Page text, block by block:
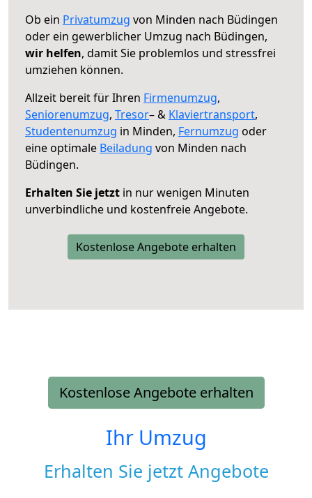
Ob ein Privatumzug von Minden nach Büdingen
oder ein gewerblicher Umzug nach Büdingen,
wir helfen, damit Sie problemlos und stressfrei
umziehen können.
Allzeit bereit für Ihren Firmenumzug,
Seniorenumzug, Tresor– & Klaviertransport,
Studentenumzug in Minden, Fernumzug oder
eine optimale Beiladung von Minden nach
Büdingen.
Erhalten Sie jetzt in nur wenigen Minuten
unverbindliche und kostenfreie Angebote.
Kostenlose Angebote erhalten
Kostenlose Angebote erhalten
Ihr Umzug
Erhalten Sie jetzt Angebote